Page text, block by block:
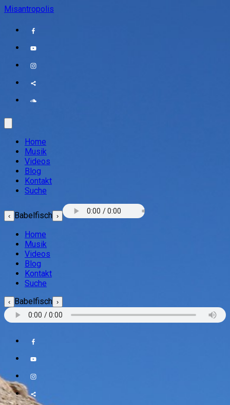
Misantropolis
Home
Musik
Videos
Blog
Kontakt
Suche
‹ Babelfisch ›
Home
Musik
Videos
Blog
Kontakt
Suche
‹ Babelfisch ›